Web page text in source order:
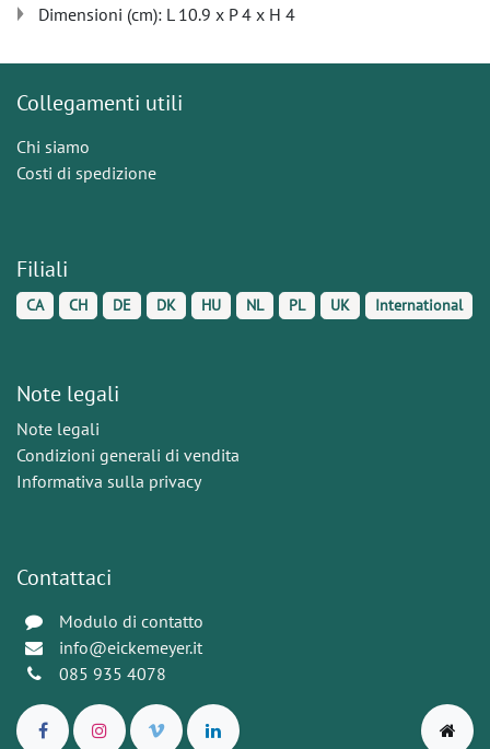
Dimensioni (cm): L 10.9 x P 4 x H 4
Collegamenti utili
Chi siamo
Costi di spedizione
Filiali
CA CH DE DK HU NL PL UK International
Note legali
Note legali
Condizioni generali di vendita
Informativa sulla privacy
Contattaci
Modulo di contatto
info@eickemeyer.it
085 935 4078